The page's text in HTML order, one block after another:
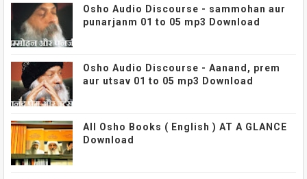
Osho Audio Discourse - sammohan aur
punarjanm 01 to 05 mp3 Download
Osho Audio Discourse - Aanand, prem
aur utsav 01 to 05 mp3 Download
All Osho Books ( English ) AT A GLANCE
Download